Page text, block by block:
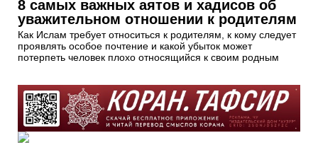
8 самых важных аятов и хадисов об
уважительном отношении к родителям
Как Ислам требует относиться к родителям, к кому следует
проявлять особое почтение и какой убыток может
потерпеть человек плохо относящийся к своим родным